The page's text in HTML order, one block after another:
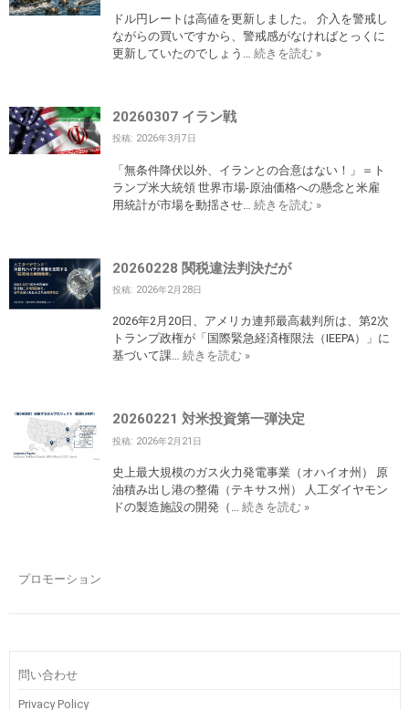
ドル円レートは高値を更新しました。 介入を警戒し
ながらの買いですから、警戒感がなければとっくに
更新していたのでしょう… 続きを読む »
20260307 イラン戦
投稿: 2026年3月7日
「無条件降伏以外、イランとの合意はない！」＝ト
ランプ米大統領 世界市場-原油価格への懸念と米雇
用統計が市場を動揺させ… 続きを読む »
20260228 関税違法判決だが
投稿: 2026年2月28日
2026年2月20日、アメリカ連邦最高裁判所は、第2次
トランプ政権が「国際緊急経済権限法（IEEPA）」に
基づいて課… 続きを読む »
20260221 対米投資第一弾決定
投稿: 2026年2月21日
史上最大規模のガス火力発電事業（オハイオ州） 原
油積み出し港の整備（テキサス州） 人工ダイヤモン
ドの製造施設の開発（… 続きを読む »
プロモーション
問い合わせ
Privacy Policy